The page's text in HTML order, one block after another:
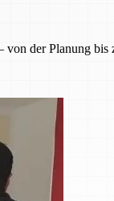
der Planung